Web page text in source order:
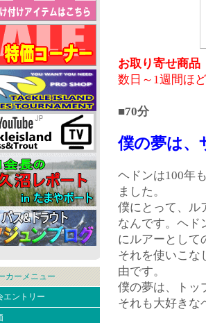
カーメニュー
エントリー
お取り寄せ商品
数日～1週間ほ
■70分
僕の夢は、
ヘドンは100年
ました。
僕にとって、ル
なんです。ヘド
にルアーとして
それを使いこな
由です。
僕の夢は、トッ
それも大好き